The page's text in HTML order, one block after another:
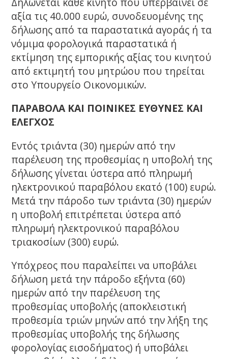
αξία τις 40.000 ευρώ, συνοδευομένης της
δήλωσης από τα παραστατικά αγοράς ή τα
νόμιμα φορολογικά παραστατικά ή
εκτίμηση της εμπορικής αξίας του κινητού
από εκτιμητή του μητρώου που τηρείται
στο Υπουργείο Οικονομικών.
ΠΑΡΑΒΟΛΑ ΚΑΙ ΠΟΙΝΙΚΕΣ ΕΥΘΥΝΕΣ ΚΑΙ
ΕΛΕΓΧΟΣ
Εντός τριάντα (30) ημερών από την
παρέλευση της προθεσμίας η υποβολή της
δήλωσης γίνεται ύστερα από πληρωμή
ηλεκτρονικού παραβόλου εκατό (100) ευρώ.
Μετά την πάροδο των τριάντα (30) ημερών
η υποβολή επιτρέπεται ύστερα από
πληρωμή ηλεκτρονικού παραβόλου
τριακοσίων (300) ευρώ.
Υπόχρεος που παραλείπει να υποβάλει
δήλωση μετά την πάροδο εξήντα (60)
ημερών από την παρέλευση της
προθεσμίας υποβολής (αποκλειστική
προθεσμία τριών μηνών από την λήξη της
προθεσμίας υποβολής της δήλωσης
φορολογίας εισοδήματος) ή υποβάλει